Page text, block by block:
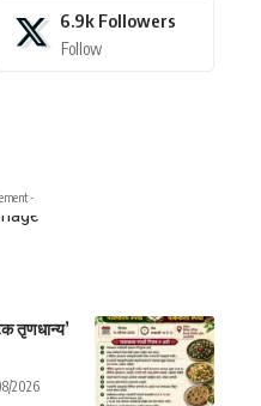
6.9k Followers
Follow
-
तृणधान्य’
2026